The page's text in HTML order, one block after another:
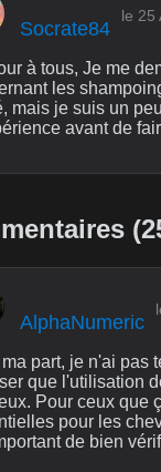
Socrate84
le 25
à tous, Je me
les
mais je suis un
avant de
AlphaNumeric
ma part, je n'ai
que l'utilisation
Pour ceux
pour les
de bien